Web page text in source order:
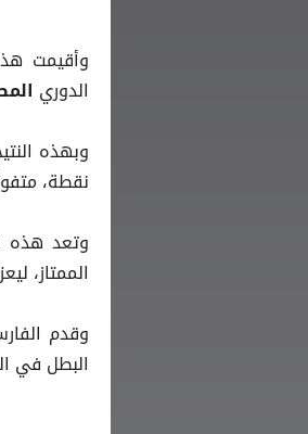
وأقيمت
الدوري
وبهذه
نقطة،
وتعد هذه
الممتاز،
وقدم
البطل في